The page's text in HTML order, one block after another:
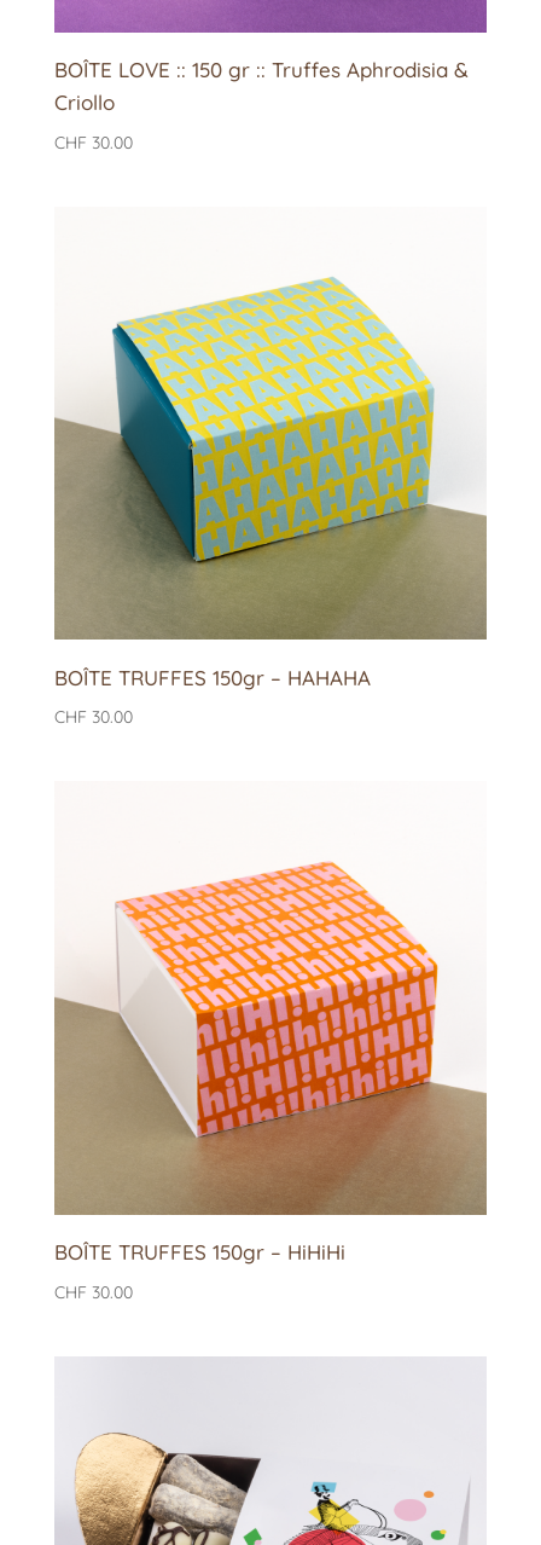
BOÎTE LOVE :: 150 gr :: Truffes Aphrodisia &
Criollo
CHF 30.00
BOÎTE TRUFFES 150gr – HAHAHA
CHF 30.00
BOÎTE TRUFFES 150gr – HiHiHi
CHF 30.00